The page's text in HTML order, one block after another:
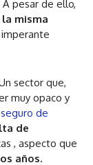
pesar de ello,
misma
sector que,
muy opaco y
seguro de
de
, aspecto que
años.